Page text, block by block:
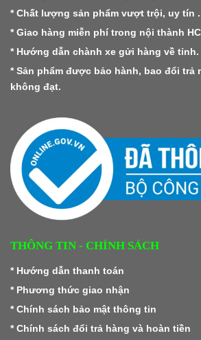
* Chất lượng sản phẩm vượt trội, uy tín .
* Giao hàng miễn phí trong nội thành
* Hướng dẫn chành xe gửi hàng về tỉnh.
* Sản phẩm được bảo hành, bao đổi trả
không đạt.
THÔNG TIN - CHÍNH SÁCH
* Hướng dẫn thanh toán
* Phương thức giao nhận
* Chính sách bảo mật thông tin
* Chính sách đổi trả hàng và hoàn tiền